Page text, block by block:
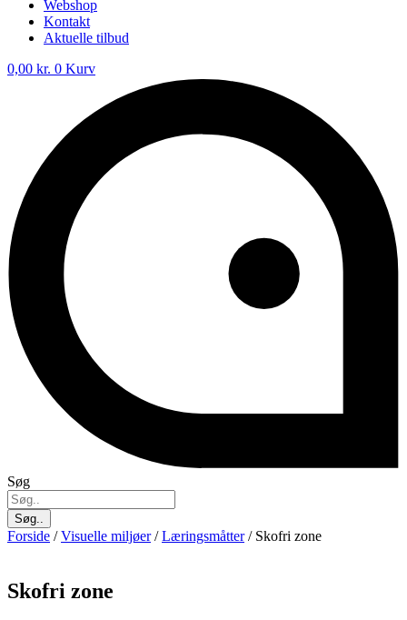
Webshop
Kontakt
Aktuelle tilbud
0,00 kr. 0 Kurv
Søg
Søg..
Forside /Visuelle miljøer/Læringsmåtter/ Skofri zone
Skofri zone